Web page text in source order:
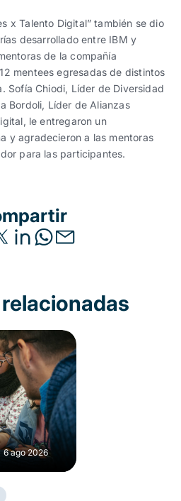
x Talento Digital” también se dio
desarrollado entre IBM y
de la compañía
mentees egresadas de distintos
Sofía Chiodi, Líder de Diversidad
Bordoli, Líder de Alianzas
le entregaron un
y agradecieron a las mentoras
para las participantes.
6 ago 2026